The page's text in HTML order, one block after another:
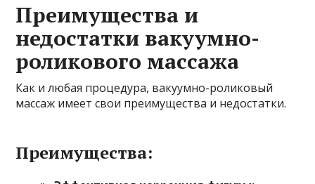
Преимущества и
недостатки вакуумно-
роликового массажа
Как и любая процедура, вакуумно-роликовый
массаж имеет свои преимущества и недостатки.
Преимущества: